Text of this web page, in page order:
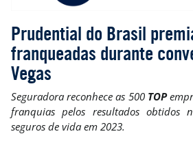
Prudential do Brasil
franqueadas durante
Vegas
Seguradora reconhece as 500 TOP
franquias pelos resultados obtidos
seguros de vida em 2023.